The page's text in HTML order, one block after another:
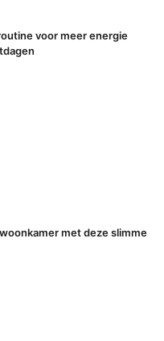
voor meer energie
met deze slimme